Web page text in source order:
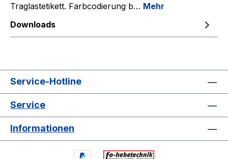
Traglastetikett. Farbcodierung b… Mehr
Downloads
Service-Hotline
Service
Informationen